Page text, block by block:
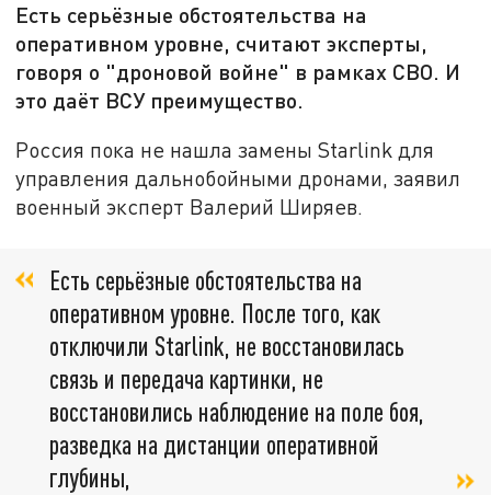
Есть серьёзные обстоятельства на
оперативном уровне, считают эксперты,
говоря о "дроновой войне" в рамках СВО. И
это даёт ВСУ преимущество.
Россия пока не нашла замены Starlink для
управления дальнобойными дронами, заявил
военный эксперт Валерий Ширяев.
Есть серьёзные обстоятельства на
оперативном уровне. После того, как
отключили Starlink, не восстановилась
связь и передача картинки, не
восстановились наблюдение на поле боя,
разведка на дистанции оперативной
глубины,